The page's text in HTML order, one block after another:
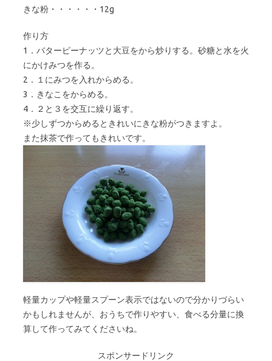
きな粉・・・・・・12g
作り方
1．バターピーナッツと大豆をから炒りする。砂糖と水を火
にかけみつを作る。
2．１にみつを入れからめる。
3．きなこをからめる。
4．２と３を交互に繰り返す。
※少しずつからめるときれいにきな粉がつきますよ。
また抹茶で作ってもきれいです。
軽量カップや軽量スプーン表示ではないので分かりづらい
かもしれませんが、おうちで作りやすい、食べる分量に換
算して作ってみてくださいね。
スポンサードリンク